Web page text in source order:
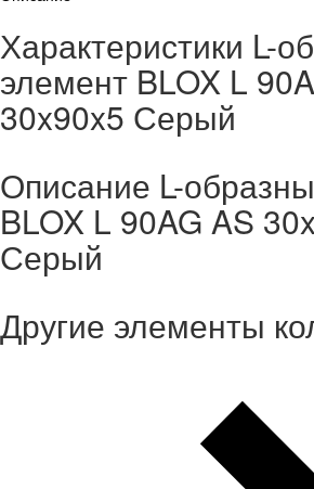
Характеристики L-
элемент BLOX L
30x90x5 Серый
Описание L-
BLOX L 90AG AS
Серый
Другие элементы